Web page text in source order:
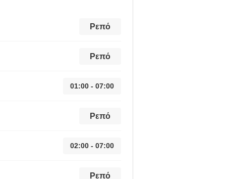
Ρεπό
Ρεπό
01:00 - 07:00
Ρεπό
02:00 - 07:00
Ρεπό